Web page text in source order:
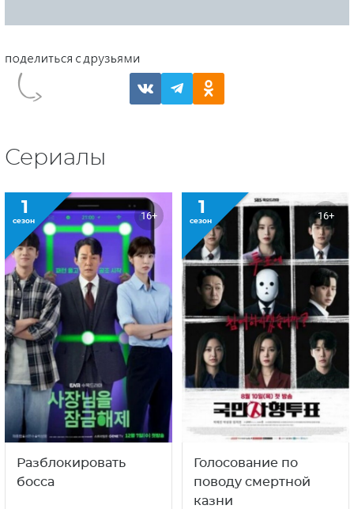
Сериалы
1
сезон 16+
Разблокировать
босса
1
сезон 16+
Голосование по
поводу смертной
казни